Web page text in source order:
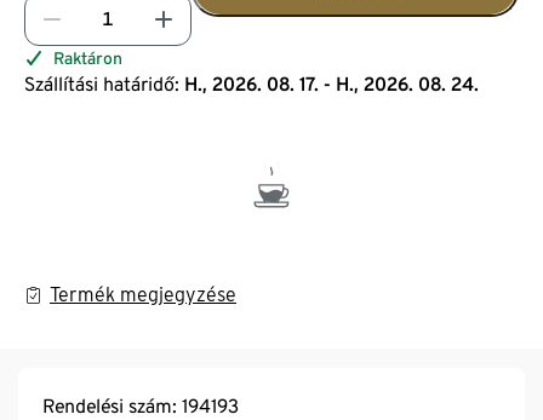
Raktáron
Szállítási határidő: H., 2026. 08. 17. - H., 2026. 08. 24.
Termék megjegyzése
Rendelési szám: 194193